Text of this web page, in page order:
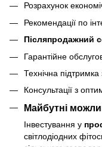
Розрахунок
Рекомендації по
Післяпродажний
Гарантійне
Технічна
Консультації з
Майбутні
Інвестування у
світлодіодних